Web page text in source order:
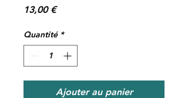
13,00 €Prix
Quantité *
Ajouter au panier